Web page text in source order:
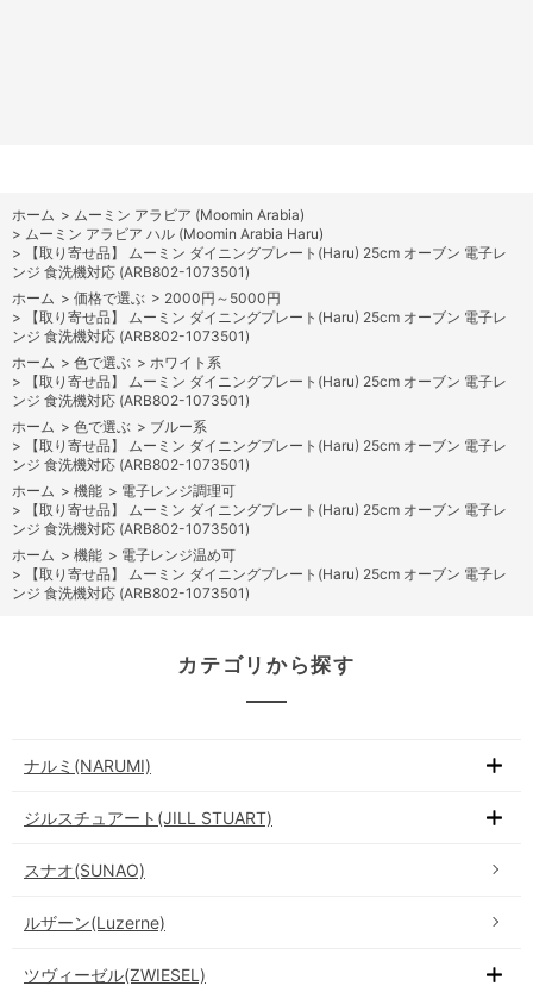
ホーム > ムーミン アラビア (Moomin Arabia)
> ムーミン アラビア ハル (Moomin Arabia Haru)
>
【取り寄せ品】 ムーミン ダイニングプレート(Haru) 25cm オーブン 電子レ
ンジ 食洗機対応 (ARB802-1073501)
ホーム > 価格で選ぶ > 2000円～5000円
>
【取り寄せ品】 ムーミン ダイニングプレート(Haru) 25cm オーブン 電子レ
ンジ 食洗機対応 (ARB802-1073501)
ホーム > 色で選ぶ > ホワイト系
>
【取り寄せ品】 ムーミン ダイニングプレート(Haru) 25cm オーブン 電子レ
ンジ 食洗機対応 (ARB802-1073501)
ホーム > 色で選ぶ > ブルー系
>
【取り寄せ品】 ムーミン ダイニングプレート(Haru) 25cm オーブン 電子レ
ンジ 食洗機対応 (ARB802-1073501)
ホーム > 機能 > 電子レンジ調理可
>
【取り寄せ品】 ムーミン ダイニングプレート(Haru) 25cm オーブン 電子レ
ンジ 食洗機対応 (ARB802-1073501)
ホーム > 機能 > 電子レンジ温め可
>
【取り寄せ品】 ムーミン ダイニングプレート(Haru) 25cm オーブン 電子レ
ンジ 食洗機対応 (ARB802-1073501)
カテゴリから探す
ナルミ(NARUMI)
ジルスチュアート(JILL STUART)
スナオ(SUNAO)
ルザーン(Luzerne)
ツヴィーゼル(ZWIESEL)